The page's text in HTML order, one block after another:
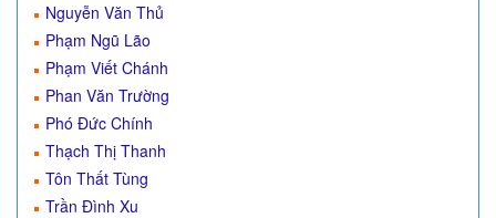
Nguyễn Văn Thủ
Phạm Ngũ Lão
Phạm Viết Chánh
Phan Văn Trường
Phó Đức Chính
Thạch Thị Thanh
Tôn Thất Tùng
Trần Đình Xu